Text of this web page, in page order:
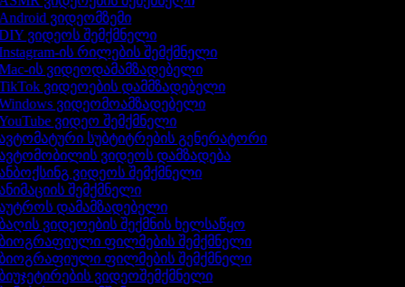
ვიდეომზემი
ვიდეოს შემქმნელი
ის რილების შემქმნელი
ის ვიდეოდამამზადებელი
ვიდეოების დამმზადებელი
ვიდეომოამზადებელი
ვიდეო შემქმნელი
სუბტიტრების გენერატორი
ვიდეოს დამზადება
ვიდეოს შემქმნელი
შემქმნელი
დამამზადებელი
ვიდეოების შექმნის ხელსაწყო
ფილმების შემქმნელი
ფილმების შემქმნელი
ვიდეოშემქმნელი